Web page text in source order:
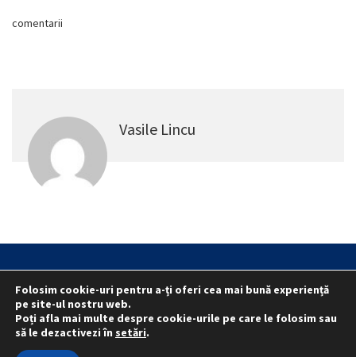
comentarii
Vasile Lincu
Statut
Reprezentativitate M.A.I.
Reprezentativitate I.G.P.R. și I.P.J.-uri
Politica folosirii cookie-urilor
Politica de confidențialitate
Folosim cookie-uri pentru a-ți oferi cea mai bună experiență
pe site-ul nostru web.
Poți afla mai multe despre cookie-urile pe care le folosim sau
să le dezactivezi în setări.